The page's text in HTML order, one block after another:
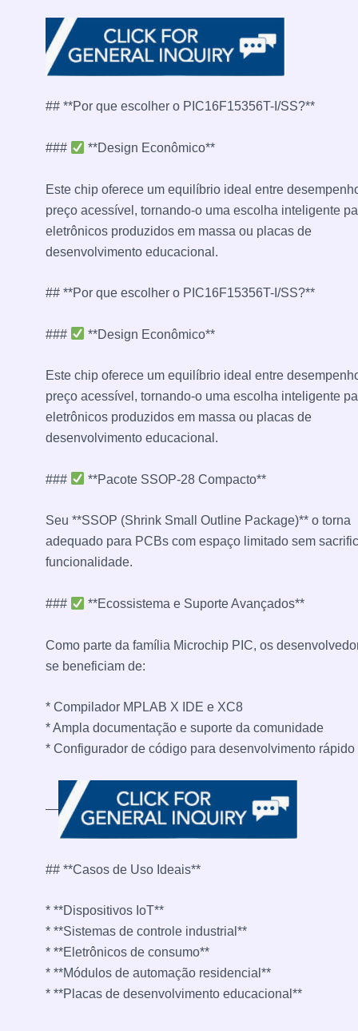
## **Por que escolher o PIC16F15356T-I/SS?**
### **Design Econômico**
Este chip oferece um equilíbrio ideal entre
preço acessível, tornando-o uma escolha inteligente
eletrônicos produzidos em massa ou placas de
desenvolvimento educacional.
## **Por que escolher o PIC16F15356T-I/SS?**
### **Design Econômico**
Este chip oferece um equilíbrio ideal entre
preço acessível, tornando-o uma escolha inteligente
eletrônicos produzidos em massa ou placas de
desenvolvimento educacional.
### **Pacote SSOP-28 Compacto**
Seu **SSOP (Shrink Small Outline Package)** o torna
adequado para PCBs com espaço limitado sem
funcionalidade.
### **Ecossistema e Suporte Avançados**
Como parte da família Microchip PIC, os
se beneficiam de:
* Compilador MPLAB X IDE e XC8
* Ampla documentação e suporte da comunidade
* Configurador de código para desenvolvimento rápido
—
## **Casos de Uso Ideais**
* **Dispositivos IoT**
* **Sistemas de controle industrial**
* **Eletrônicos de consumo**
* **Módulos de automação residencial**
* **Placas de desenvolvimento educacional**